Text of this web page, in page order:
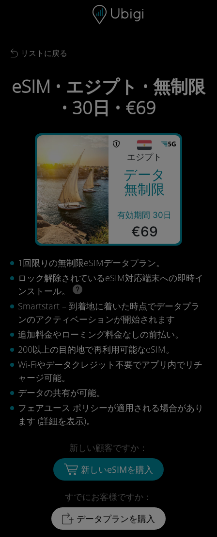
ナビゲーションバー フッター
Back to list
リストに戻る
eSIM • エジプト • 無制限
• 30日 • €69
エジプト
データ
無制限
有効期間 30日
€69
1回限りの無制限eSIMデータプラン。
ロック解除されているeSIM対応端末への即時イ
ンストール。
Smartstart – 到着地に着いた時点でデータプラ
ンのアクティベーションが開始されます
追加料金やローミング料金なしの前払い。
200以上の目的地で再利用可能なeSIM。
Wi-Fiやデータクレジット不要でアプリ内でリチ
ャージ可能。
データの共有が可能。
フェアユース ポリシーが適用される場合があり
ます (詳細を表示)。
すでにお客様ですか：
データプランを購入
新しい顧客ですか：
新しいeSIMを購入